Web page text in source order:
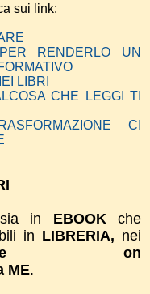
sui link:
RENDERLO UN
LIBRI
CHE LEGGI TI
CI
in EBOOKche
in LIBRERIA, nei
on
ME.